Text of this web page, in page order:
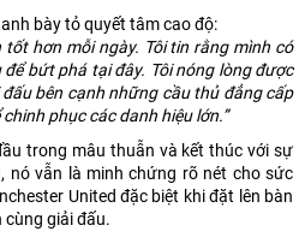
bày tỏ quyết tâm cao độ:
tốt hơn mỗi ngày. Tôi tin rằng mình có
bứt phá tại đây. Tôi nóng lòng được
bên cạnh những cầu thủ đẳng cấp
phục các danh hiệu lớn.”
trong mâu thuẫn và kết thúc với sự
nó vẫn là minh chứng rõ nét cho sức
United đặc biệt khi đặt lên bàn
cùng giải đấu.